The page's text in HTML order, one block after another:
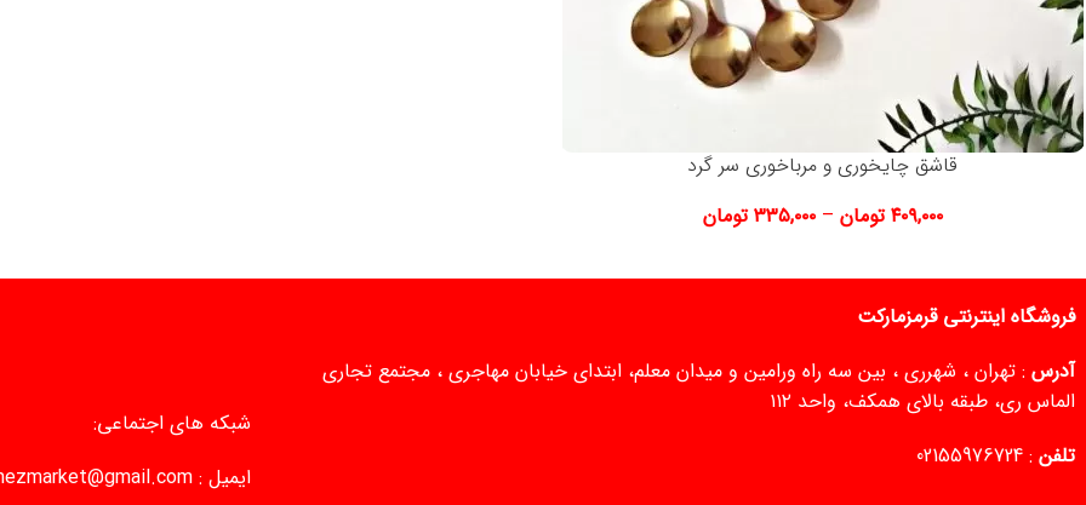
قاشق چایخوری و مرباخوری سر گرد
۴۰۹,۰۰۰ تومان – ۳۳۵,۰۰۰ تومان
فروشگاه اینترنتی قرمزمارکت
آدرس : تهران ، شهرری ، بین سه راه ورامین و میدان معلم، ابتدای خیابان مهاجری ، مجتمع تجاری
الماس ری، طبقه بالای همکف، واحد ۱۱۲
تلفن :
02155976724
شبکه های اجتماعی:
ایمیل :